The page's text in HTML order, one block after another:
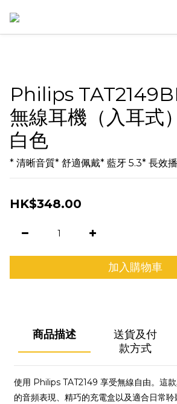
Philips
無線耳機（入耳式
白色
* 清晰音質* 舒適佩戴* 藍牙 5.3* 長效
HK$348.00
加入購物車
商品描述
送貨及付
款方式
使用 Philips TAT2149 享受無線自由。這
的音頻表現、精巧的充電盒以及適合日常聆